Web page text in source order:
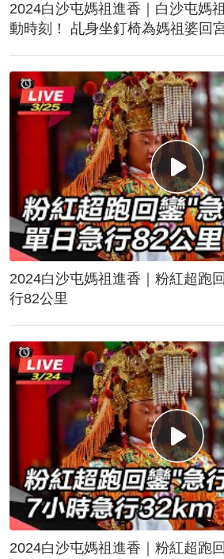
2024白沙屯媽祖進香｜白沙屯媽
動時刻！ 乩身坐釘椅為媽祖婆回
2024白沙屯媽祖進香｜粉紅超跑回鑾"
行82公里
2024白沙屯媽祖進香｜粉紅超跑